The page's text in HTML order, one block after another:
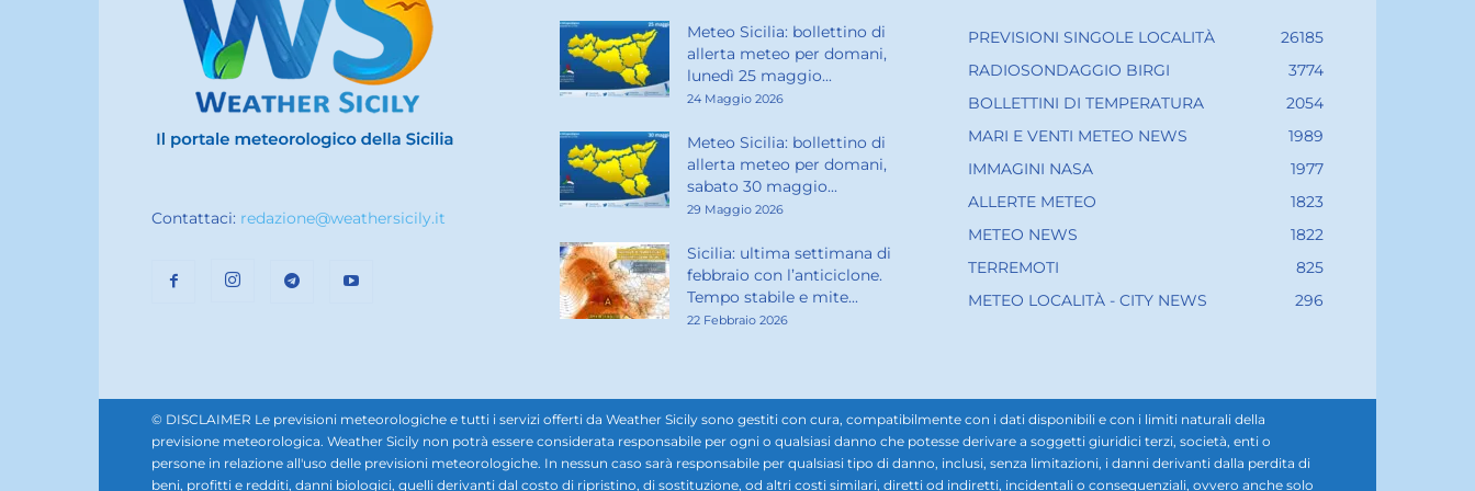
Contattaci: redazione@weathersicily.it
Meteo Sicilia: bollettino di
allerta meteo per domani,
lunedì 25 maggio...
24 Maggio 2026
Meteo Sicilia: bollettino di
allerta meteo per domani,
sabato 30 maggio...
29 Maggio 2026
Sicilia: ultima settimana di
febbraio con l’anticiclone.
Tempo stabile e mite...
22 Febbraio 2026
PREVISIONI SINGOLE LOCALITÀ
26185
RADIOSONDAGGIO BIRGI
3774
BOLLETTINI DI TEMPERATURA
2054
MARI E VENTI METEO NEWS
1989
IMMAGINI NASA
1977
ALLERTE METEO
1823
METEO NEWS
1822
TERREMOTI
825
METEO LOCALITÀ - CITY NEWS
296
© DISCLAIMER Le previsioni meteorologiche e tutti i servizi offerti da Weather Sicily sono gestiti con cura, compatibilmente con i dati disponibili e con i limiti naturali della
previsione meteorologica. Weather Sicily non potrà essere considerata responsabile per ogni o qualsiasi danno che potesse derivare a soggetti giuridici terzi, società, enti o
persone in relazione all'uso delle previsioni meteorologiche. In nessun caso sarà responsabile per qualsiasi tipo di danno, inclusi, senza limitazioni, i danni derivanti dalla perdita di
beni, profitti e redditi, danni biologici, quelli derivanti dal costo di ripristino, di sostituzione, od altri costi similari, diretti od indiretti, incidentali o consequenziali, ovvero anche solo